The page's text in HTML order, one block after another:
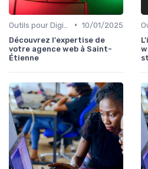
• 10/01/2025
Découvrez l'expertise de
votre agence web à Saint-
Étienne